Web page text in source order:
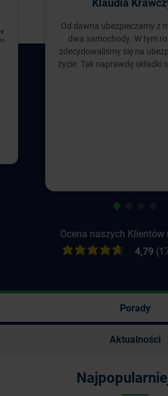
Od dawna ubezpieczamy z
dwa samochody. W tym
zdecydowaliśmy się na
życie. Tak naprawdę składki
1
Ocena naszych Klientów
4,79
Porady
Aktualności